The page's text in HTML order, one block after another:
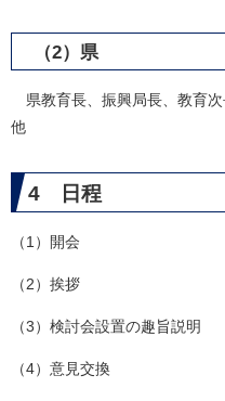
（2）県
県教育長、振興局長、教育
他
4 日程
（1）開会
（2）挨拶
（3）検討会設置の趣旨説明
（4）意見交換